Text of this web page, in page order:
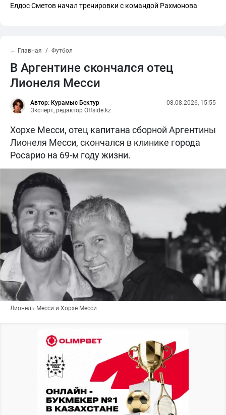
Елдос Сметов начал тренировки с командой Рахмонова
← Главная Футбол
В Аргентине скончался отец
Лионеля Месси
Автор: Курамыс Бектур
Эксперт, редактор Offside.kz
08.08.2026, 15:55
Хорхе Месси, отец капитана сборной Аргентины
Лионеля Месси, скончался в клинике города
Росарио на 69-м году жизни.
Лионель Месси и Хорхе Месси